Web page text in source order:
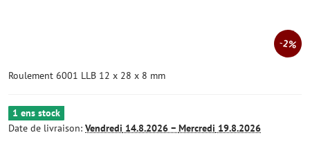
2%
Roulement 6001 LLB 12 x 28 x 8 mm
1 ens stock
Date de livraison: Vendredi 14.8.2026 − Mercredi 19.8.2026